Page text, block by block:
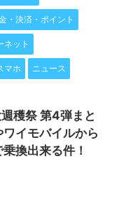
・決済・ポイント
ネット
マホ ニュース
穫祭 第4弾まと
イモバイルから
換出来る件！